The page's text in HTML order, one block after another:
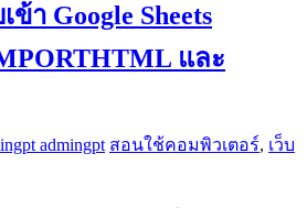
า Google Sheets
และ
admingpt สอนใช้คอมพิวเตอร์, เว็บ